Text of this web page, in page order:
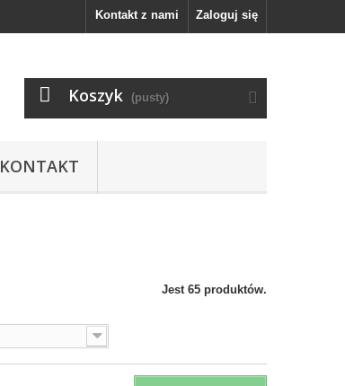
Zaloguj się
Kontakt z nami
Koszyk (pusty)
KONTAKT
Jest 65 produktów.